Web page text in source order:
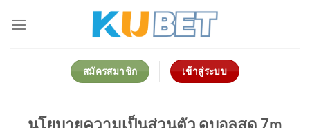
สมัครสมาชิก เข้าสู่ระบบ
นโยบายความเป็นส่วนตัว ดูบอลสด 7m